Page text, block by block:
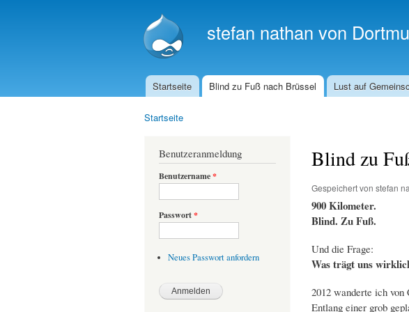
stefan nathan von
Hauptmenü
Startseite Blind zu Fuß nach Brüssel Lust auf
Startseite
Benutzeranmeldung
Benutzername*
Passwort*
Neues Passwort anfordern
Blind zu
Gespeichert von stefan
900 Kilometer.
Blind. Zu Fuß.
Und die Frage:
Was trägt uns
2012 wanderte ich
Entlang einer grob